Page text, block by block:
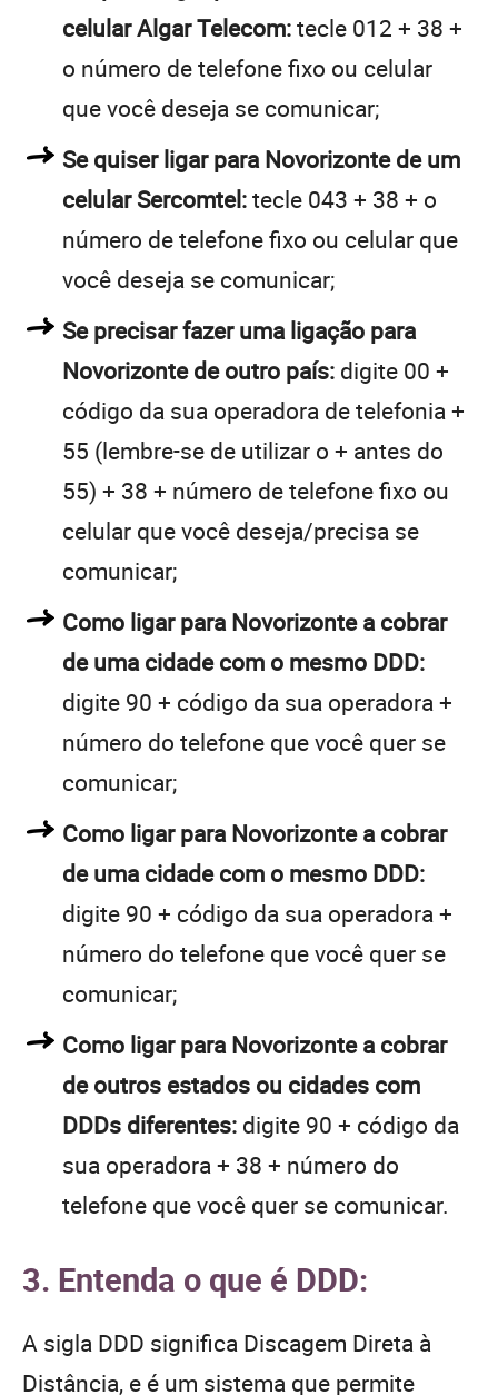
celular Algar Telecom:tecle 012 + 38 +
o número de telefone fixo ou celular
que você deseja se comunicar;
Se quiser ligar para Novorizonte de um
celular Sercomtel:tecle 043 + 38 + o
número de telefone fixo ou celular que
você deseja se comunicar;
Se precisar fazer uma ligação para
Novorizonte de outro país: digite 00 +
código da sua operadora de telefonia +
55 (lembre-se de utilizar o + antes do
55) + 38 + número de telefone fixo ou
celular que você deseja/precisa se
comunicar;
Como ligar para Novorizonte a cobrar
de uma cidade com o mesmo DDD:
digite 90 + código da sua operadora +
número do telefone que você quer se
comunicar;
Como ligar para Novorizonte a cobrar
de uma cidade com o mesmo DDD:
digite 90 + código da sua operadora +
número do telefone que você quer se
comunicar;
Como ligar para Novorizonte a cobrar
de outros estados ou cidades com
DDDs diferentes: digite 90 + código da
sua operadora + 38 + número do
telefone que você quer se comunicar.
3. Entenda o que é DDD:
A sigla DDD significa Discagem Direta à
Distância, e é um sistema que permite